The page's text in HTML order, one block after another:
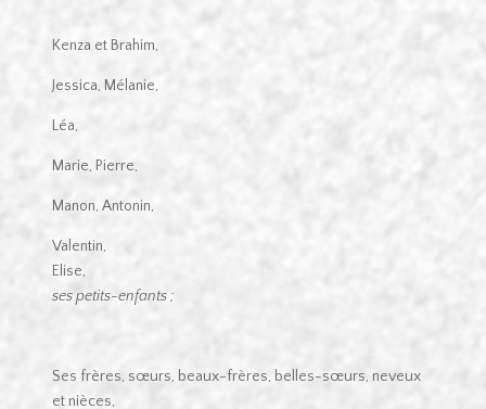
Kenza et Brahim,
Jessica, Mélanie,
Léa,
Marie, Pierre,
Manon, Antonin,
Valentin,
Elise,
ses petits-enfants ;
Ses frères, sœurs, beaux-frères, belles-sœurs, neveux
et nièces,